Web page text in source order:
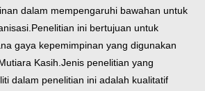
dalam mempengaruhi bawahan untuk
ini bertujuan untuk
gaya kepemimpinan yang digunakan
Kasih.Jenis penelitian yang
dalam penelitian ini adalah kualitatif